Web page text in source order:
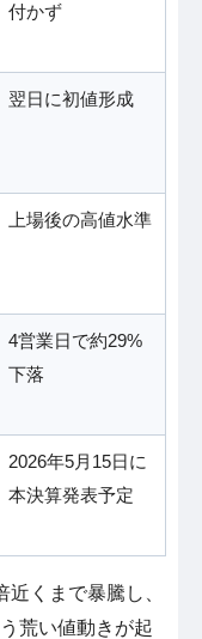
付かず
翌日に初値形成
上場後の高値水準
4営業日で約29%
下落
2026年5月15日に
本決算発表予定
くまで暴騰し、
荒い値動きが起